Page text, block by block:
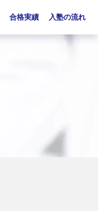
合格実績 入塾の流れ